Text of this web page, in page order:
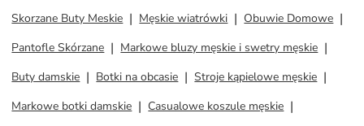
Skorzane Buty Meskie
Męskie wiatrówki
Obuwie Domowe
Pantofle Skórzane
Markowe bluzy męskie i swetry męskie
Buty damskie
Botki na obcasie
Stroje kąpielowe męskie
Markowe botki damskie
Casualowe koszule męskie